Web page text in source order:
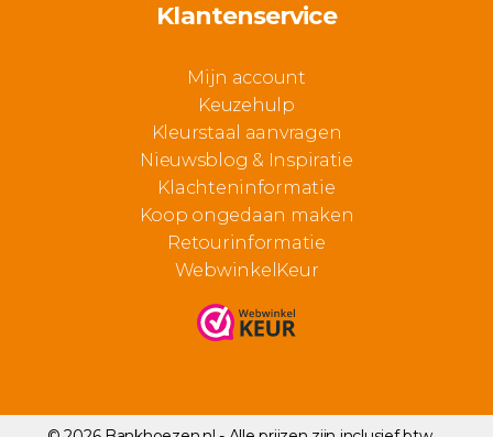
Klantenservice
Mijn account
Keuzehulp
Kleurstaal aanvragen
Nieuwsblog & Inspiratie
Klachteninformatie
Koop ongedaan maken
Retourinformatie
WebwinkelKeur